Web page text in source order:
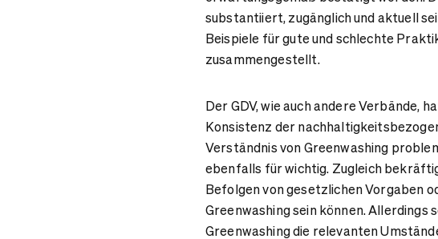
substantiiert, zugänglich und aktuell
Beispiele für gute und schlechte
zusammengestellt.
Der GDV, wie auch andere Verbände,
Konsistenz der
Verständnis von Greenwashing
ebenfalls für wichtig. Zugleich
Befolgen von gesetzlichen Vorgaben
Greenwashing sein können. Allerdings
Greenwashing die relevanten